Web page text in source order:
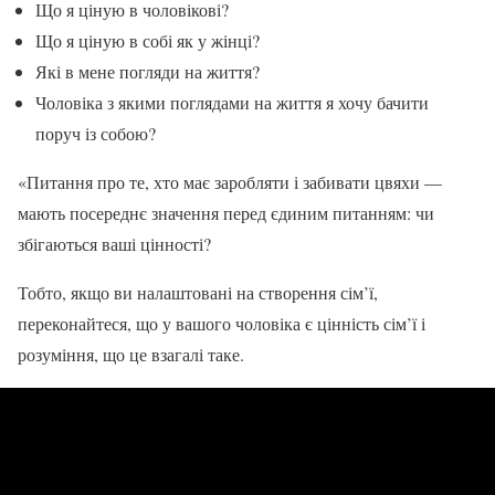
Що я ціную в чоловікові?
Що я ціную в собі як у жінці?
Які в мене погляди на життя?
Чоловіка з якими поглядами на життя я хочу бачити
поруч із собою?
«Питання про те, хто має заробляти і забивати цвяхи —
мають посереднє значення перед єдиним питанням: чи
збігаються ваші цінності?
Тобто, якщо ви налаштовані на створення сім’ї,
переконайтеся, що у вашого чоловіка є цінність сім’ї і
розуміння, що це взагалі таке.